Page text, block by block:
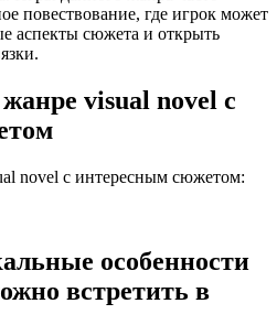
повествование, где игрок может
аспекты сюжета и открыть
visual novel с
novel с интересным сюжетом:
особенности
встретить в